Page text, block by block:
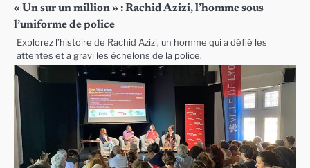
« Un sur un million » : Rachid Azizi, l’homme sous
l’uniforme de police
Explorez l’histoire de Rachid Azizi, un homme qui a défié les
attentes et a gravi les échelons de la police.